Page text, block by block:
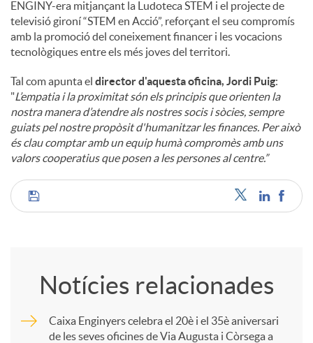
ENGINY-era mitjançant la Ludoteca STEM i el projecte de
televisió gironí “STEM en Acció”, reforçant el seu compromís
amb la promoció del coneixement financer i les vocacions
tecnològiques entre els més joves del territori.
Tal com apunta el director d'aquesta oficina, Jordi Puig:
"L’empatia i la proximitat són els principis que orienten la
nostra manera d’atendre als nostres socis i sòcies, sempre
guiats pel nostre propòsit d'humanitzar les finances. Per això
és clau comptar amb un equip humà compromès amb uns
valors cooperatius que posen a les persones al centre.”
C
Notícies relacionades
Caixa Enginyers celebra el 20è i el 35è aniversari
de les seves oficines de Via Augusta i Còrsega a